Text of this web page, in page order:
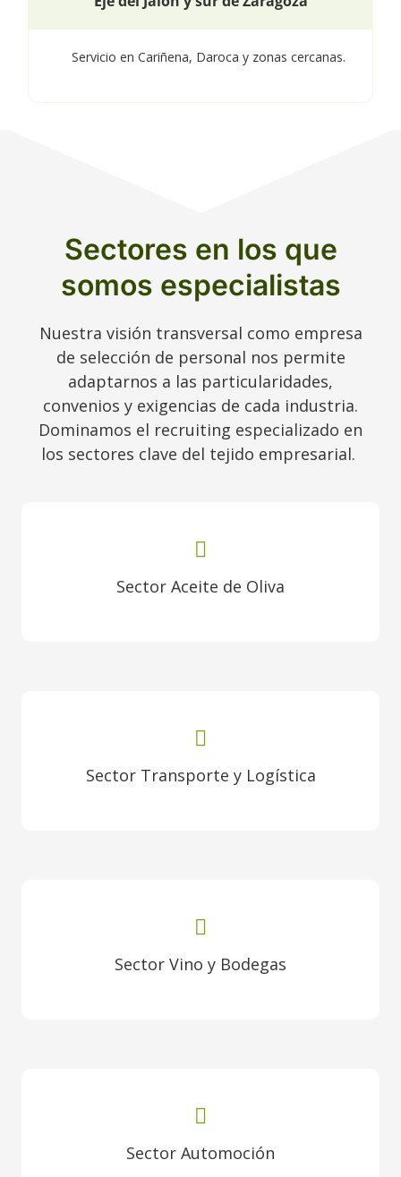
Servicio en Cariñena, Daroca y zonas cercanas.
Sectores en los que
somos especialistas
Nuestra visión transversal como empresa
de selección de personal nos permite
adaptarnos a las particularidades,
convenios y exigencias de cada industria.
Dominamos el recruiting especializado en
los sectores clave del tejido empresarial.
Sector Aceite de Oliva
Sector Transporte y Logística
Sector Vino y Bodegas
Sector Automoción